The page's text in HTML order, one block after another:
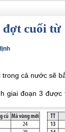
cuối từ
cả nước sẽ
đoạn 3